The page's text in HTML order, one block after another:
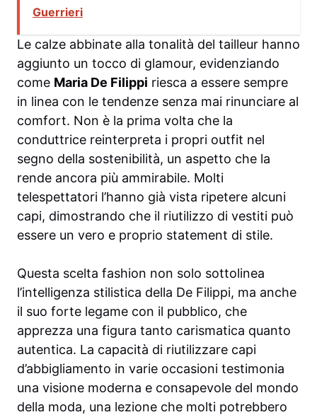
Guerrieri
Le calze abbinate alla tonalità del tailleur hanno
aggiunto un tocco di glamour, evidenziando
come Maria De Filippi riesca a essere sempre
in linea con le tendenze senza mai rinunciare al
comfort. Non è la prima volta che la
conduttrice reinterpreta i propri outfit nel
segno della sostenibilità, un aspetto che la
rende ancora più ammirabile. Molti
telespettatori l’hanno già vista ripetere alcuni
capi, dimostrando che il riutilizzo di vestiti può
essere un vero e proprio statement di stile.
Questa scelta fashion non solo sottolinea
l’intelligenza stilistica della De Filippi, ma anche
il suo forte legame con il pubblico, che
apprezza una figura tanto carismatica quanto
autentica. La capacità di riutilizzare capi
d’abbigliamento in varie occasioni testimonia
una visione moderna e consapevole del mondo
della moda, una lezione che molti potrebbero